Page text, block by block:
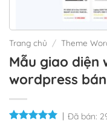
Trang chủ / Theme
Mẫu giao diện
wordpress
Đã bán: